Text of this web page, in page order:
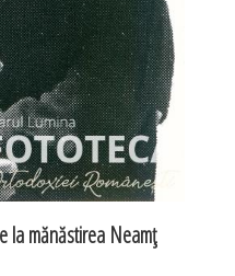
la mănăstirea Neamţ